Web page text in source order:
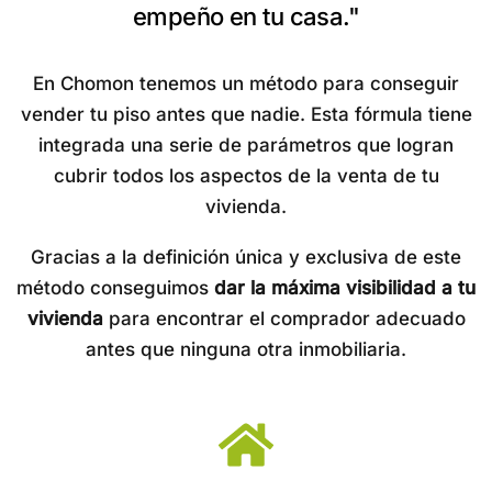
empeño en tu casa."
En Chomon tenemos un método para conseguir
vender tu piso antes que nadie. Esta fórmula tiene
integrada una serie de parámetros que logran
cubrir todos los aspectos de la venta de tu
vivienda.
Gracias a la definición única y exclusiva de este
método conseguimos dar la máxima visibilidad a tu
vivienda para encontrar el comprador adecuado
antes que ninguna otra inmobiliaria.